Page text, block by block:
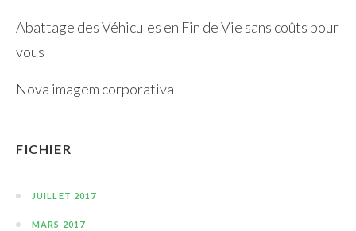
Abattage des Véhicules en Fin de Vie sans coûts pour
vous
Nova imagem corporativa
FICHIER
JUILLET 2017
MARS 2017